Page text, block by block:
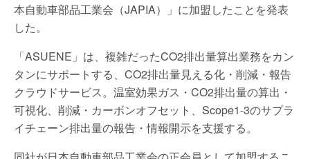
本自動車部品工業会（JAPIA）」に加盟したことを発表
した。
「ASUENE」は、複雑だったCO2排出量算出業務をカン
タンにサポートする、CO2排出量見える化・削減・報告
クラウドサービス。温室効果ガス・CO2排出量の算出・
可視化、削減・カーボンオフセット、Scope1-3のサプラ
イチェーン排出量の報告・情報開示を支援する。